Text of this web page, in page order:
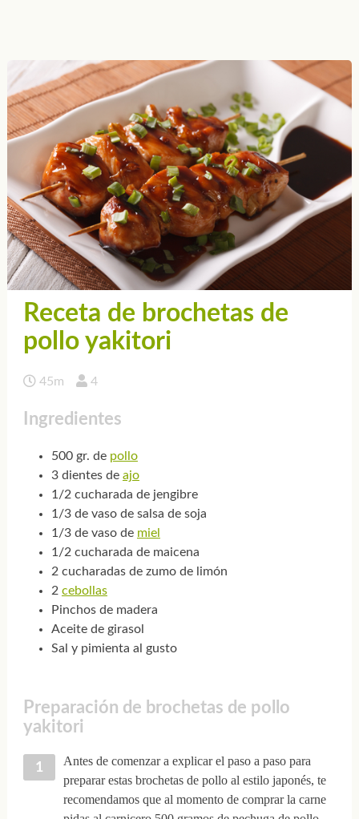
Receta de brochetas de
pollo yakitori
45m 4
Ingredientes
500 gr. de pollo
3 dientes de ajo
1/2 cucharada de jengibre
1/3 de vaso de salsa de soja
1/3 de vaso de miel
1/2 cucharada de maicena
2 cucharadas de zumo de limón
2 cebollas
Pinchos de madera
Aceite de girasol
Sal y pimienta al gusto
Preparación de brochetas de pollo
yakitori
Antes de comenzar a explicar el paso a paso para
preparar estas brochetas de pollo al estilo japonés, te
recomendamos que al momento de comprar la carne